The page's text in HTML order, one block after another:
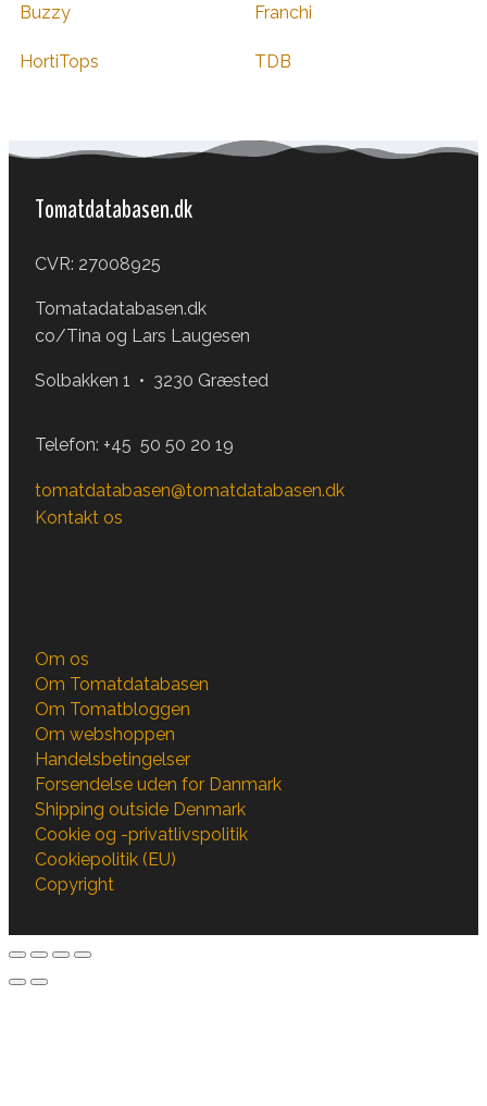
Buzzy Franchi
HortiTops TDB
Tomatdatabasen.dk
CVR: 27008925
Tomatadatabasen.dk
co/Tina og Lars Laugesen
Solbakken 1 • 3230 Græsted
Telefon: +45 50 50 20 19
tomatdatabasen@tomatdatabasen.dk
Kontakt os
Om os
Om Tomatdatabasen
Om Tomatbloggen
Om webshoppen
Handelsbetingelser
Forsendelse uden for Danmark
Shipping outside Denmark
Cookie og -privatlivspolitik
Cookiepolitik (EU)
Copyright